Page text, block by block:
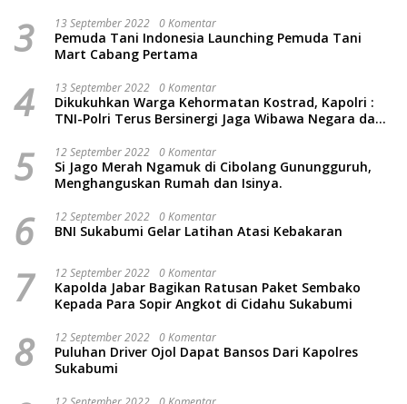
3 13 September 2022 0 Komentar
Pemuda Tani Indonesia Launching Pemuda Tani
Mart Cabang Pertama
4 13 September 2022 0 Komentar
Dikukuhkan Warga Kehormatan Kostrad, Kapolri :
TNI-Polri Terus Bersinergi Jaga Wibawa Negara dan
5 12 September 2022 0 Komentar
Si Jago Merah Ngamuk di Cibolang Gunungguruh,
Menghanguskan Rumah dan Isinya.
6 12 September 2022 0 Komentar
BNI Sukabumi Gelar Latihan Atasi Kebakaran
7 12 September 2022 0 Komentar
Kapolda Jabar Bagikan Ratusan Paket Sembako
Kepada Para Sopir Angkot di Cidahu Sukabumi
8 12 September 2022 0 Komentar
Puluhan Driver Ojol Dapat Bansos Dari Kapolres
Sukabumi